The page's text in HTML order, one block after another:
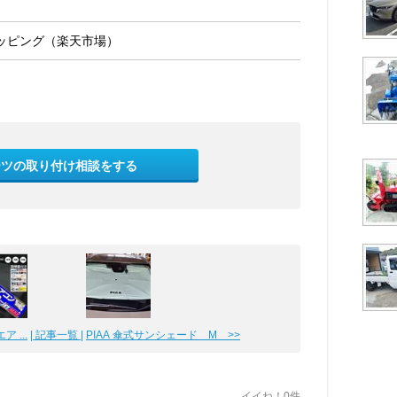
ピング（楽天市場）
の取り付け相談をする
ア ... | 記事一覧 | PIAA 傘式サンシェード М >>